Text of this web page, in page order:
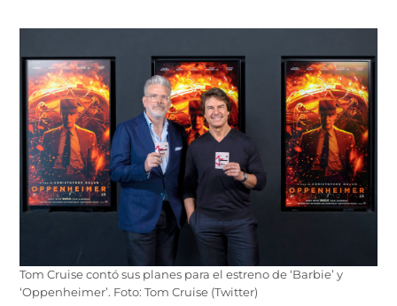
Tom Cruise contó sus planes para el estreno de ‘Barbie’ y
‘Oppenheimer’. Foto: Tom Cruise (Twitter)